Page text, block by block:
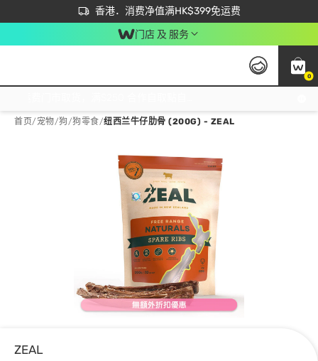
香港．消费净值满HK$399免运费
立即成为易赏钱会员尽享独家优惠
首次APP下单买满$450 输入 NEWAPP 即减$50
门店 及 服务
0
首页/ 宠物/狗/狗零食/纽西兰牛仔肋骨 (200G) - ZEAL
ZEAL